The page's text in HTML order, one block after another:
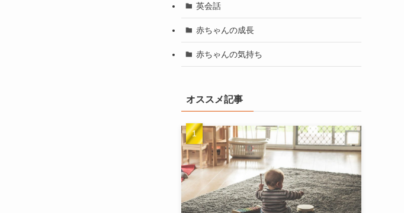
英会話
赤ちゃんの成長
赤ちゃんの気持ち
オススメ記事